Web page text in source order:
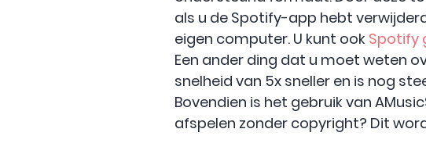
als u de Spotify-app hebt
eigen computer. U kunt ook Spotify
Een ander ding dat u moet weten
snelheid van 5x sneller en is nog
Bovendien is het gebruik van
afspelen zonder copyright? Dit